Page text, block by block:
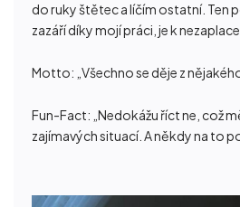
do ruky štětec a líčím ostatní. Ten
zazáří díky mojí práci, je k
Motto: „Všechno se děje z
Fun-Fact: „Nedokážu říct ne, což
zajímavých situací. A někdy na to